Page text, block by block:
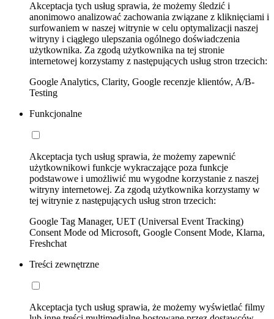
Akceptacja tych usług sprawia, że możemy śledzić i
anonimowo analizować zachowania związane z kliknięciami i
surfowaniem w naszej witrynie w celu optymalizacji naszej
witryny i ciągłego ulepszania ogólnego doświadczenia
użytkownika. Za zgodą użytkownika na tej stronie
internetowej korzystamy z następujących usług stron trzecich:
Google Analytics, Clarity, Google recenzje klientów, A/B-
Testing
Funkcjonalne
Akceptacja tych usług sprawia, że możemy zapewnić
użytkownikowi funkcje wykraczające poza funkcje
podstawowe i umożliwić mu wygodne korzystanie z naszej
witryny internetowej. Za zgodą użytkownika korzystamy w
tej witrynie z następujących usług stron trzecich:
Google Tag Manager, UET (Universal Event Tracking)
Consent Mode od Microsoft, Google Consent Mode, Klarna,
Freshchat
Treści zewnętrzne
Akceptacja tych usług sprawia, że możemy wyświetlać filmy